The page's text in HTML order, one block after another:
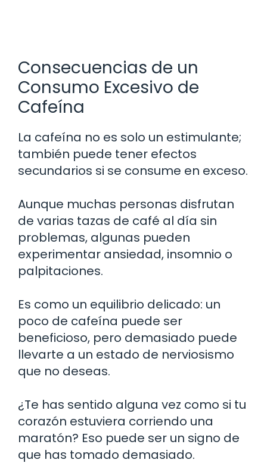
Consecuencias de un
Consumo Excesivo de
Cafeína
La cafeína no es solo un estimulante;
también puede tener efectos
secundarios si se consume en exceso.
Aunque muchas personas disfrutan
de varias tazas de café al día sin
problemas, algunas pueden
experimentar ansiedad, insomnio o
palpitaciones.
Es como un equilibrio delicado: un
poco de cafeína puede ser
beneficioso, pero demasiado puede
llevarte a un estado de nerviosismo
que no deseas.
¿Te has sentido alguna vez como si tu
corazón estuviera corriendo una
maratón? Eso puede ser un signo de
que has tomado demasiado.